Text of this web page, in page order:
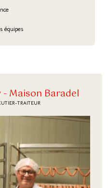
équipes
Maison Baradel
TRAITEUR